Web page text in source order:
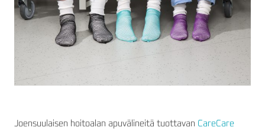
Joensuulaisen hoitoalan apuvälineitä tuottavan CareCare